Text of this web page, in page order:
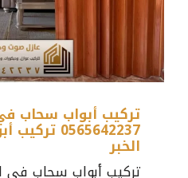
تركيب أبواب سحاب
الخبر
تركيب أبواب سحاب في